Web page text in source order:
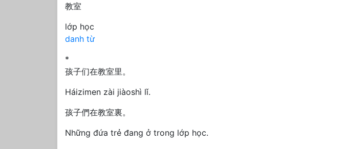
教室
lớp học
danh từ
*
孩子们在教室里。
Háizimen zài jiàoshì lǐ.
孩子們在教室裏。
Những đứa trẻ đang ở trong lớp học.